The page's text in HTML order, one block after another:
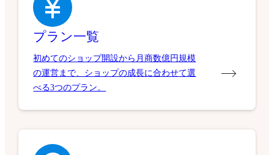
プラン一覧
初めてのショップ開設から月商数億円規模
の運営まで、ショップの成長に合わせて選
べる3つのプラン。